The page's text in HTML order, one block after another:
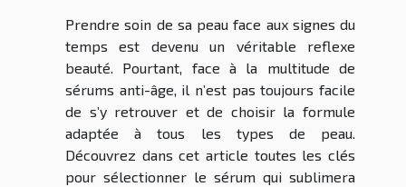
Prendre soin de sa peau face aux signes du
temps est devenu un véritable reflexe
beauté. Pourtant, face à la multitude de
sérums anti-âge, il n’est pas toujours facile
de s’y retrouver et de choisir la formule
adaptée à tous les types de peau.
Découvrez dans cet article toutes les clés
pour sélectionner le sérum qui sublimera